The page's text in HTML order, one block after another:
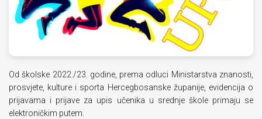
Od školske 2022./23. godine, prema odluci Ministarstva znanosti,
prosvjete, kulture i sporta Hercegbosanske županije, evidencija o
prijavama i prijave za upis učenika u srednje škole primaju se
elektroničkim putem.